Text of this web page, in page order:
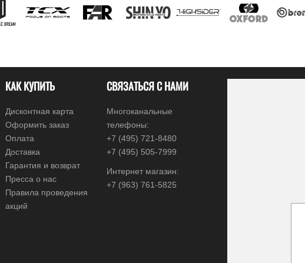
КАК КУПИТЬ
Дисконтная карта
Оформить заказ
Оплата
Доставка
Гарантия и возврат
Пресса о нас
Правила проведения
акций
СВЯЗАТЬСЯ С НАМИ
Многоканальные
телефоны:
+7 (495) 721-8480
+7 (495) 505-7999
Интернет магазин:
+7 (963) 761-5825